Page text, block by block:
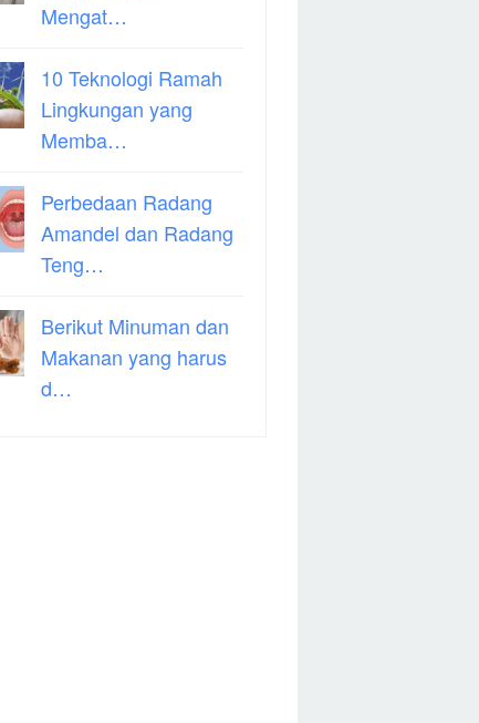
Mengat…
10 Teknologi Ramah
Lingkungan yang
Memba…
Perbedaan Radang
Amandel dan Radang
Teng…
Berikut Minuman dan
Makanan yang harus
d…